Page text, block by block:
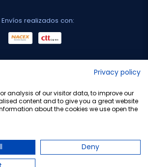
Envíos realizados con:
Privacy policy
analysis of our visitor data, to improve our
content and to give you a great website
about the cookies we use open the
Deny